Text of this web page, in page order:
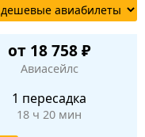
от 18 758 ₽
Авиасейлс
1 пересадка
18 ч 20 мин